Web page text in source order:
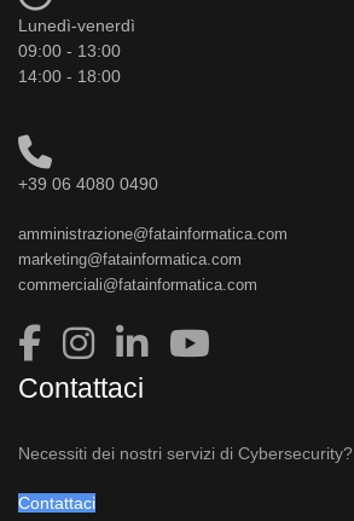
Lunedì-venerdì
09:00 - 13:00
14:00 - 18:00
+39 06 4080 0490
amministrazione@fatainformatica.com
marketing@fatainformatica.com
commerciali@fatainformatica.com
Contattaci
Necessiti dei nostri servizi di Cybersecurity?
Contattaci